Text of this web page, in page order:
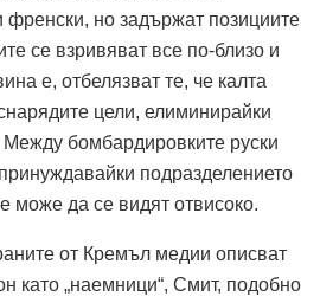
френски, но задържат позициите
се взривяват все по-близо и
е, отбелязват те, че калта
цели, елиминирайки
Между бомбардировките руски
подразделението
може да се видят отвисоко.
от Кремъл медии описват
като „наемници“, Смит, подобно